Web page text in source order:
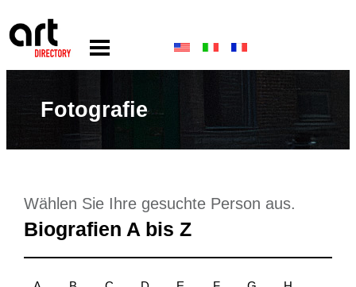
Fotografie
Wählen Sie Ihre gesuchte Person aus.
Biografien A bis Z